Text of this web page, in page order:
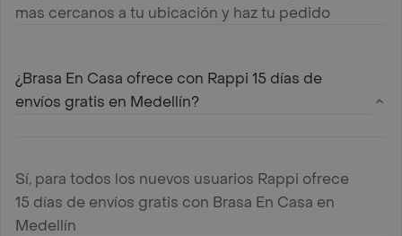
mas cercanos a tu ubicación y haz tu pedido
¿Brasa En Casa ofrece con Rappi 15 días de
envíos gratis en Medellín?
Sí, para todos los nuevos usuarios Rappi ofrece
15 días de envíos gratis con Brasa En Casa en
Medellín